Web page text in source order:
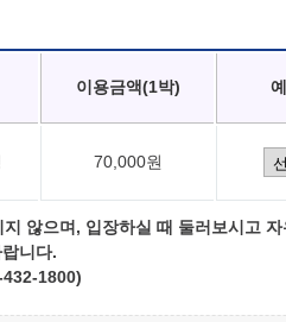
이용금액(1박)
70,000원
않으며, 입장하실 때 둘러보시고
니다.
1800)